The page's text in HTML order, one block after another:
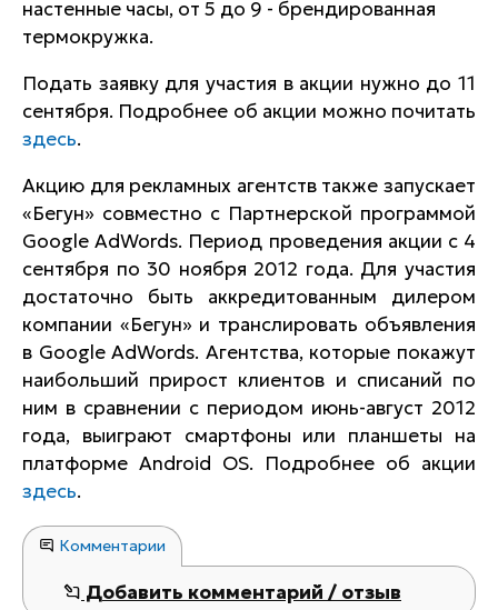
настенные часы, от 5 до 9 - брендированная
термокружка.
Подать заявку для участия в акции нужно до 11
сентября. Подробнее об акции можно почитать
здесь.
Акцию для рекламных агентств также запускает
«Бегун» совместно c Партнерской программой
Google AdWords. Период проведения акции с 4
сентября по 30 ноября 2012 года. Для участия
достаточно быть аккредитованным дилером
компании «Бегун» и транслировать объявления
в Google AdWords. Агентства, которые покажут
наибольший прирост клиентов и списаний по
ним в сравнении с периодом июнь-август 2012
года, выиграют смартфоны или планшеты на
платформе Android OS. Подробнее об акции
здесь.
Комментарии
Добавить комментарий / отзыв